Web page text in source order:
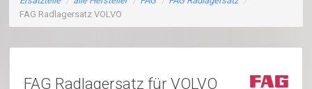
FAG Radlagersatz VOLVO
FAG Radlagersatz für VOLVO